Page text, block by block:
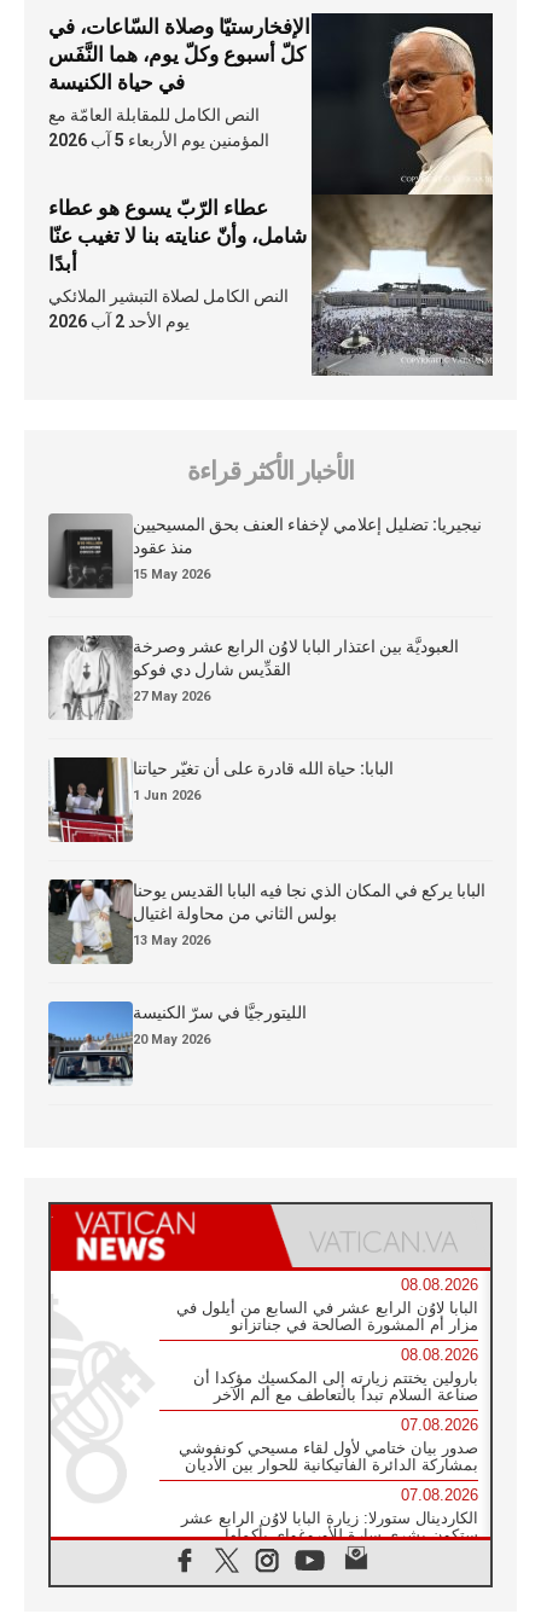
الإفخارستيّا وصلاة السّاعات، في
كلّ أسبوع وكلّ يوم، هما النَّفَس
في حياة الكنيسة
النص الكامل للمقابلة العامّة مع
المؤمنين يوم الأربعاء 5 آب 2026
عطاء الرّبّ يسوع هو عطاء
شامل، وأنّ عنايته بنا لا تغيب عنّا
أبدًا
النص الكامل لصلاة التبشير الملائكي
يوم الأحد 2 آب 2026
الأخبار الأكثر قراءة
نيجيريا: تضليل إعلامي لإخفاء العنف بحق المسيحيين
منذ عقود
15 May 2026
العبوديَّة بين اعتذار البابا لاوُن الرابع عشر وصرخة
القدِّيس شارل دي فوكو
27 May 2026
البابا: حياة الله قادرة على أن تغيّر حياتنا
1 Jun 2026
البابا يركع في المكان الذي نجا فيه البابا القديس يوحنا
بولس الثاني من محاولة اغتيال
13 May 2026
الليتورجيَّا في سرّ الكنيسة
20 May 2026
08.08.2026
البابا لاوُن الرابع عشر في السابع من أيلول في
مزار أم المشورة الصالحة في جناتزانو
08.08.2026
بارولين يختتم زيارته إلى المكسيك مؤكدا أن
صناعة السلام تبدأ بالتعاطف مع ألم الآخر
07.08.2026
صدور بيان ختامي لأول لقاء مسيحي كونفوشي
بمشاركة الدائرة الفاتيكانية للحوار بين الأديان
07.08.2026
الكاردينال ستورلا: زيارة البابا لاوُن الرابع عشر
ستكون بشرى سارة للأوروغواي بأكملها
الفاتيكان يعلن برنامج الزيارة الرسولية للبابا لاوُن